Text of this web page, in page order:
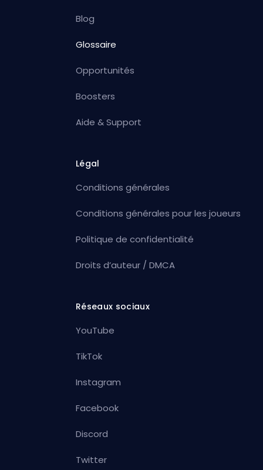
Blog
Glossaire
Opportunités
Boosters
Aide & Support
Légal
Conditions générales
Conditions générales pour les joueurs
Politique de confidentialité
Droits d’auteur / DMCA
Réseaux sociaux
YouTube
TikTok
Instagram
Facebook
Discord
Twitter